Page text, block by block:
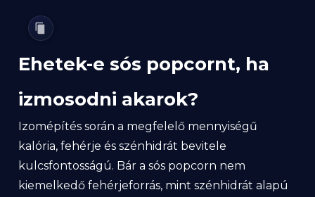
Ehetek-e sós popcornt, ha
izmosodni akarok?
Izomépítés során a megfelelő mennyiségű
kalória, fehérje és szénhidrát bevitele
kulcsfontosságú. Bár a sós popcorn nem
kiemelkedő fehérjeforrás, mint szénhidrát alapú